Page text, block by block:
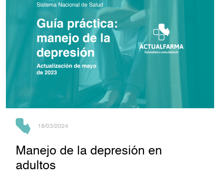
18/03/2024
Manejo de la depresión en
adultos